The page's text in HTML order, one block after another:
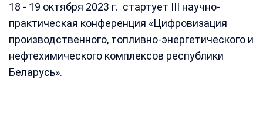
18 - 19 октября 2023 г. стартует III научно-
практическая конференция «Цифровизация
производственного, топливно-энергетического и
нефтехимического комплексов республики
Беларусь».